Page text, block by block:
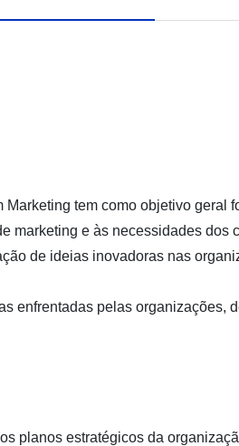
tem como objetivo
marketing e às necessidades
de ideias inovadoras nas
enfrentadas pelas organizações,
planos estratégicos da